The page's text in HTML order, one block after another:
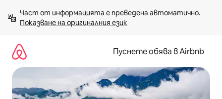
към
съдържанието
Показване на оригиналния език
Пуснете обява в Airbnb